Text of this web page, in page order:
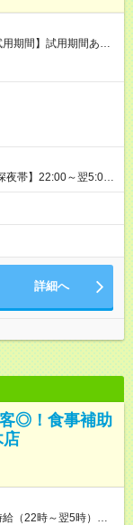
本採用時と同じです。
ですが、切り上げで
夜帯】22:00～翌5:00
までは18歳以上の方
め） ★深夜で
、安心して働けま
詳細へ
◎！食事補助
店
（22時～翌5時）：